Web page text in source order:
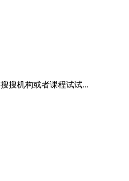
搜搜机构或者课程试试...